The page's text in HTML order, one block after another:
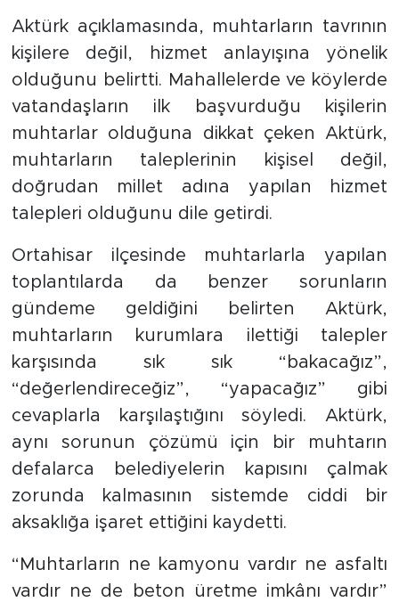
Aktürk açıklamasında, muhtarların tavrının
kişilere değil, hizmet anlayışına yönelik
olduğunu belirtti. Mahallelerde ve köylerde
vatandaşların ilk başvurduğu kişilerin
muhtarlar olduğuna dikkat çeken Aktürk,
muhtarların taleplerinin kişisel değil,
doğrudan millet adına yapılan hizmet
talepleri olduğunu dile getirdi.
Ortahisar ilçesinde muhtarlarla yapılan
toplantılarda da benzer sorunların
gündeme geldiğini belirten Aktürk,
muhtarların kurumlara ilettiği talepler
karşısında sık sık “bakacağız”,
“değerlendireceğiz”, “yapacağız” gibi
cevaplarla karşılaştığını söyledi. Aktürk,
aynı sorunun çözümü için bir muhtarın
defalarca belediyelerin kapısını çalmak
zorunda kalmasının sistemde ciddi bir
aksaklığa işaret ettiğini kaydetti.
“Muhtarların ne kamyonu vardır ne asfaltı
vardır ne de beton üretme imkânı vardır”